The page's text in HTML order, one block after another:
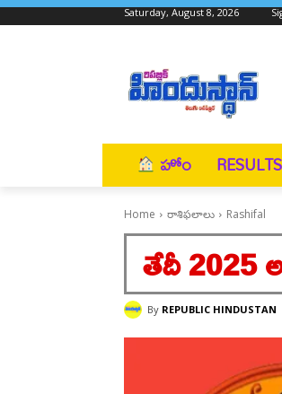
Saturday, August 8, 2026
హోం
Home రాశిఫలాలు Rashifal
తేదీ 2025
By REPUBLIC HINDUSTAN